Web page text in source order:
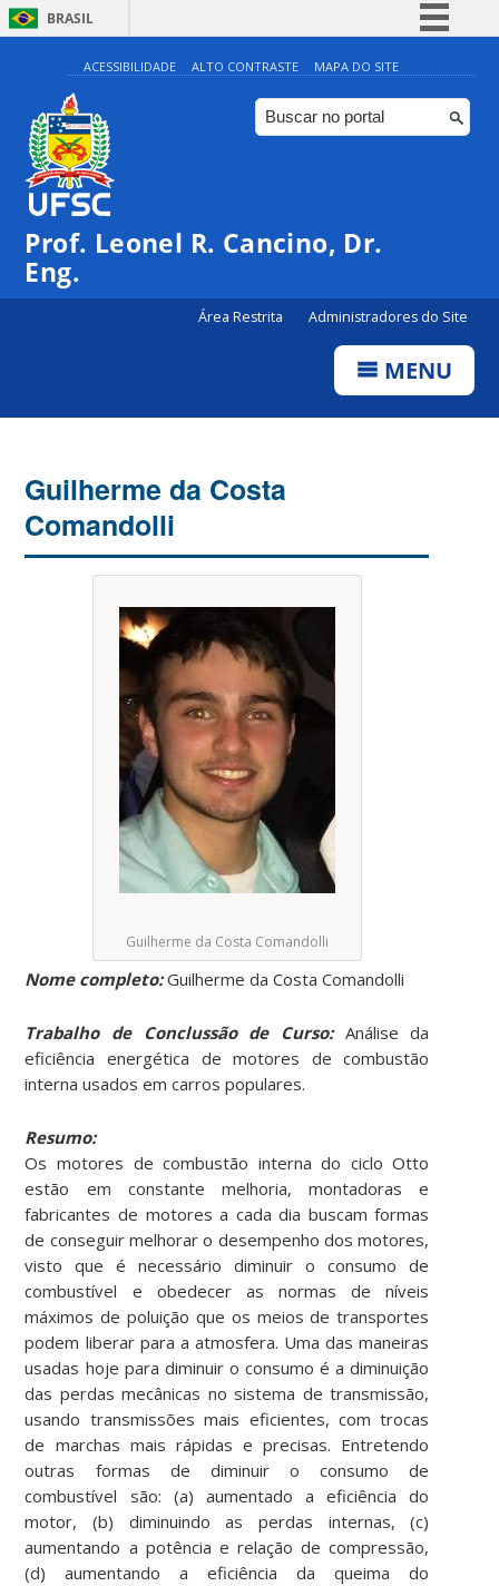
BRASIL
Simplifique!
Comunica BR
Participe
Canais
ACESSIBILIDADE ALTO CONTRASTE MAPA DO SITE
Prof. Leonel R. Cancino, Dr.
Eng.
Área Restrita Administradores do Site
MENU
Guilherme da Costa
Comandolli
Guilherme da Costa Comandolli
Nome completo:Guilherme da Costa Comandolli
Trabalho de Conclussão de Curso:Análise da
eficiência energética de motores de combustão
interna usados em carros populares.
Resumo:
Os motores de combustão interna do ciclo Otto
estão em constante melhoria, montadoras e
fabricantes de motores a cada dia buscam formas
de conseguir melhorar o desempenho dos motores,
visto que é necessário diminuir o consumo de
combustível e obedecer as normas de níveis
máximos de poluição que os meios de transportes
podem liberar para a atmosfera. Uma das maneiras
usadas hoje para diminuir o consumo é a diminuição
das perdas mecânicas no sistema de transmissão,
usando transmissões mais eficientes, com trocas
de marchas mais rápidas e precisas. Entretendo
outras formas de diminuir o consumo de
combustível são: (a) aumentado a eficiência do
motor, (b) diminuindo as perdas internas, (c)
aumentando a potência e relação de compressão,
(d) aumentando a eficiência da queima do